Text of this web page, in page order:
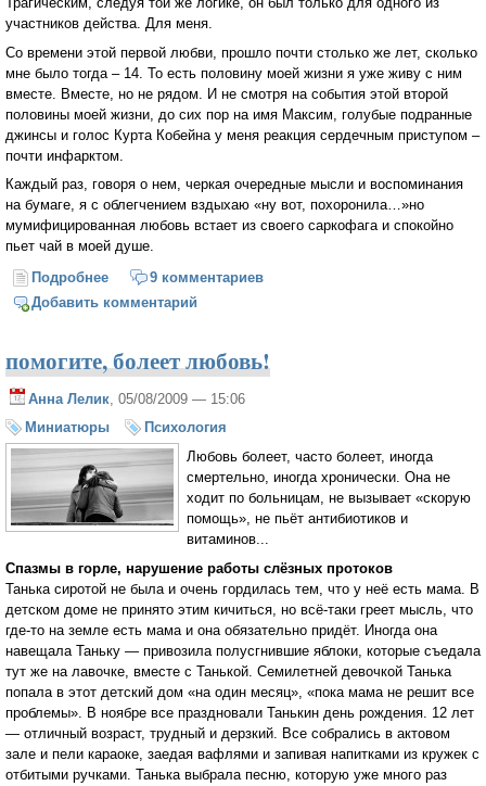
участников действа. Для меня.
Со времени этой первой любви, прошло почти столько же лет, сколько
мне было тогда – 14. То есть половину моей жизни я уже живу с ним
вместе. Вместе, но не рядом. И не смотря на события этой второй
половины моей жизни, до сих пор на имя Максим, голубые подранные
джинсы и голос Курта Кобейна у меня реакция сердечным приступом –
почти инфарктом.
Каждый раз, говоря о нем, черкая очередные мысли и воспоминания
на бумаге, я с облегчением вздыхаю «ну вот, похоронила…»но
мумифицированная любовь встает из своего саркофага и спокойно
пьет чай в моей душе.
Подробнее о первая любовь???
9 комментариев
Добавить комментарий
помогите, болеет любовь!
Анна Лелик , 05/08/2009 — 15:06
Миниатюры
Психология
Любовь болеет, часто болеет, иногда
смертельно, иногда хронически. Она не
ходит по больницам, не вызывает «скорую
помощь», не пьёт антибиотиков и
витаминов...
Спазмы в горле, нарушение работы слёзных протоков
Танька сиротой не была и очень гордилась тем, что у неё есть мама. В
детском доме не принято этим кичиться, но всё-таки греет мысль, что
где-то на земле есть мама и она обязательно придёт. Иногда она
навещала Таньку — привозила полусгнившие яблоки, которые съедала
тут же на лавочке, вместе с Танькой. Семилетней девочкой Танька
попала в этот детский дом «на один месяц», «пока мама не решит все
проблемы». В ноябре все праздновали Танькин день рождения. 12 лет
— отличный возраст, трудный и дерзкий. Все собрались в актовом
зале и пели караоке, заедая вафлями и запивая напитками из кружек с
отбитыми ручками. Танька выбрала песню, которую уже много раз